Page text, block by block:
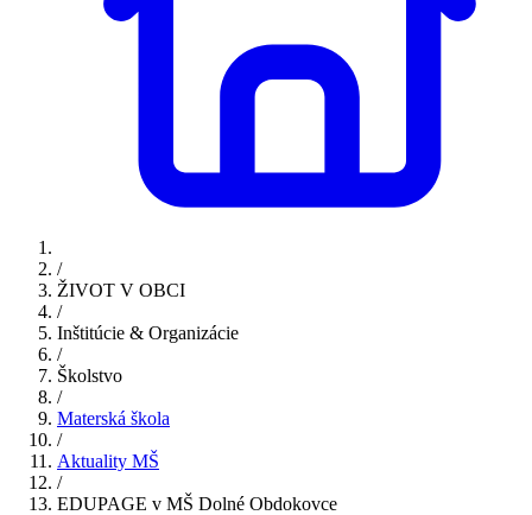
/
ŽIVOT V OBCI
/
Inštitúcie & Organizácie
/
Školstvo
/
Materská škola
/
Aktuality MŠ
/
EDUPAGE v MŠ Dolné Obdokovce